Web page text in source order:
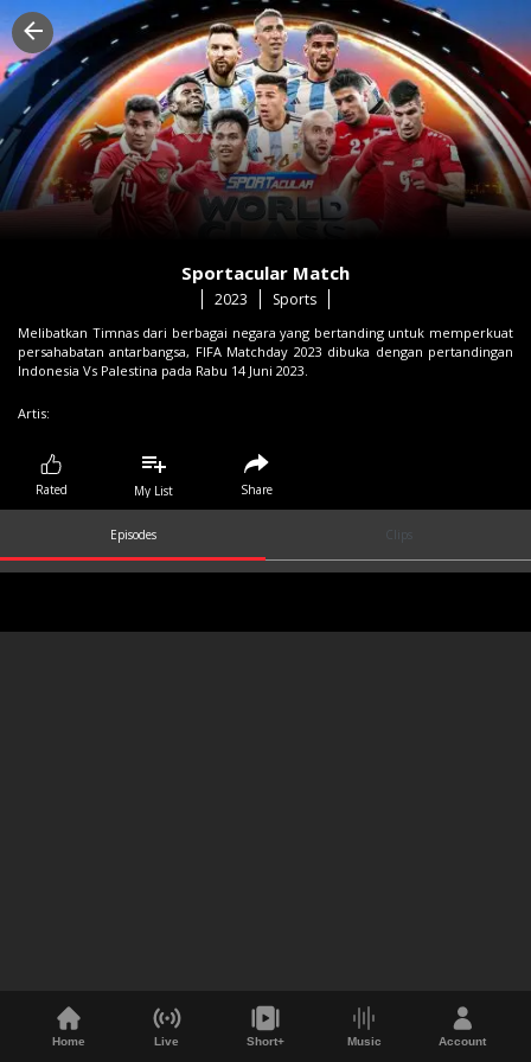
Sportacular Match
2023 Sports
Melibatkan Timnas dari berbagai negara yang bertanding untuk memperkuat
persahabatan antarbangsa, FIFA Matchday 2023 dibuka dengan pertandingan
Indonesia Vs Palestina pada Rabu 14 Juni 2023.
Artis:
Rated My List Share
Episodes Clips
Home Live Short+ Music Account